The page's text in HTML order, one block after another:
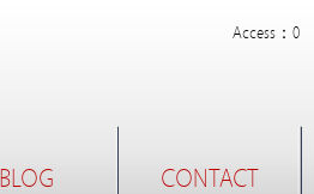
Access：0
BLOG CONTACT